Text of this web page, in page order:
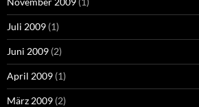
Juli 2009 (1)
Juni 2009 (2)
April 2009 (1)
März 2009 (2)